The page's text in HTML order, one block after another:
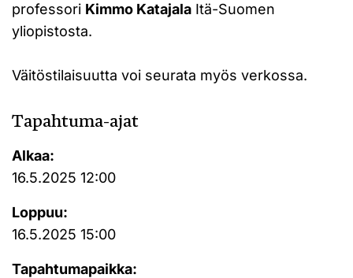
professori Kimmo Katajala Itä-Suomen
yliopistosta.
Väitöstilaisuutta voi seurata myös verkossa.
Tapahtuma-ajat
Alkaa:
16.5.2025 12:00
Loppuu:
16.5.2025 15:00
Tapahtumapaikka: